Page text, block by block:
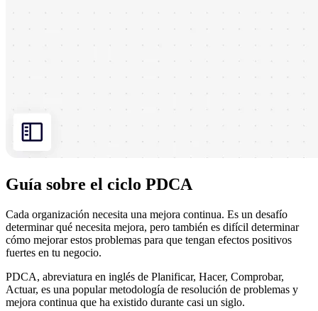
Guía sobre el ciclo PDCA
Cada organización necesita una mejora continua. Es un desafío
determinar qué necesita mejora, pero también es difícil determinar
cómo mejorar estos problemas para que tengan efectos positivos
fuertes en tu negocio.
PDCA, abreviatura en inglés de Planificar, Hacer, Comprobar,
Actuar, es una popular metodología de resolución de problemas y
mejora continua que ha existido durante casi un siglo.